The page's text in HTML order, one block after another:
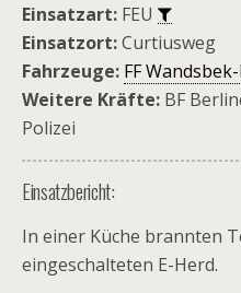
Einsatzart: FEU
Einsatzort:Curtiusweg
Fahrzeuge: FF
Weitere Kräfte: BF
Polizei
Einsatzbericht:
In einer Küche brannten
eingeschalteten E-Herd.